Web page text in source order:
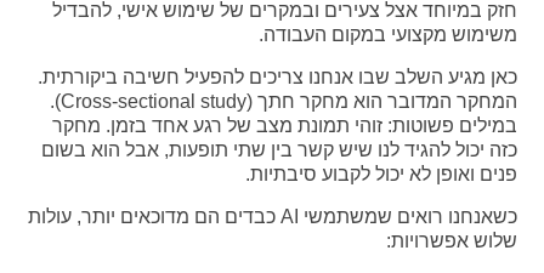
חזק במיוחד אצל צעירים ובמקרים של שימוש אישי, להבדיל
משימוש מקצועי במקום העבודה.
כאן מגיע השלב שבו אנחנו צריכים להפעיל חשיבה ביקורתית.
המחקר המדובר הוא מחקר חתך (Cross-sectional study).
במילים פשוטות: זוהי תמונת מצב של רגע אחד בזמן. מחקר
כזה יכול להגיד לנו שיש קשר בין שתי תופעות, אבל הוא בשום
פנים ואופן לא יכול לקבוע סיבתיות.
כשאנחנו רואים שמשתמשי AI כבדים הם מדוכאים יותר, עולות
שלוש אפשרויות: